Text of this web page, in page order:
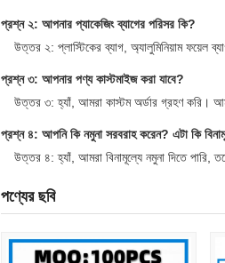
প্রশ্ন ২: আপনার প্যাকেজিং ব্যাগের পরিসর কি?
উত্তর ২: প্লাস্টিকের ব্যাগ, অ্যালুমিনিয়াম ফয়েল
প্রশ্ন ৩: আপনার পণ্য কাস্টমাইজ করা যাবে?
উত্তর ৩: হ্যাঁ, আমরা কাস্টম অর্ডার গ্রহণ করি।
প্রশ্ন ৪: আপনি কি নমুনা সরবরাহ করেন? এটা কি
উত্তর ৪: হ্যাঁ, আমরা বিনামূল্যে নমুনা দিতে পারি,
পণ্যের ছবি